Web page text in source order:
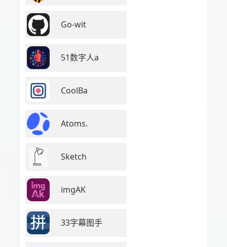
Go-wit
51数字人a
CoolBa
Atoms.
Sketch
imgAK
33字幕图手